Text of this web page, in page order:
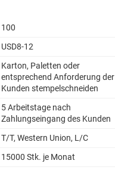
100
USD8-12
Karton, Paletten oder
entsprechend Anforderung der
Kunden stempelschneiden
5 Arbeitstage nach
Zahlungseingang des Kunden
T/T, Western Union, L/C
15000 Stk. je Monat